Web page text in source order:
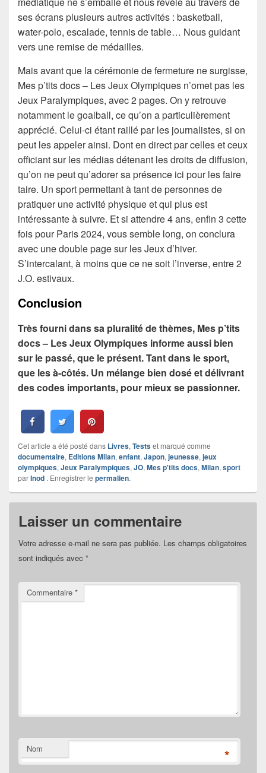
ses écrans plusieurs autres activités : basketball,
water-polo, escalade, tennis de table… Nous guidant
vers une remise de médailles.
Mais avant que la cérémonie de fermeture ne surgisse,
Mes p’tits docs – Les Jeux Olympiques n’omet pas les
Jeux Paralympiques, avec 2 pages. On y retrouve
notamment le goalball, ce qu’on a particulièrement
apprécié. Celui-ci étant raillé par les journalistes, si on
peut les appeler ainsi. Dont en direct par celles et ceux
officiant sur les médias détenant les droits de diffusion,
qu’on ne peut qu’adorer sa présence ici pour les faire
taire. Un sport permettant à tant de personnes de
pratiquer une activité physique et qui plus est
intéressante à suivre. Et si attendre 4 ans, enfin 3 cette
fois pour Paris 2024, vous semble long, on conclura
avec une double page sur les Jeux d’hiver.
S’intercalant, à moins que ce ne soit l’inverse, entre 2
J.O. estivaux.
Conclusion
Très fourni dans sa pluralité de thèmes, Mes p’tits
docs – Les Jeux Olympiques informe aussi bien
sur le passé, que le présent. Tant dans le sport,
que les à-côtés. Un mélange bien dosé et délivrant
des codes importants, pour mieux se passionner.
Cet article a été posté dans Livres,Testset marqué comme
documentaire, Editions Milan,enfant,Japon,jeunesse,jeux
olympiques,Jeux Paralympiques,JO,Mes p'tits docs,Milan,sport
parInod . Enregistrer le permalien.
Laisser un commentaire
Votre adresse e-mail ne sera pas publiée. Les champs obligatoires
sont indiqués avec *
Commentaire *
Nom *